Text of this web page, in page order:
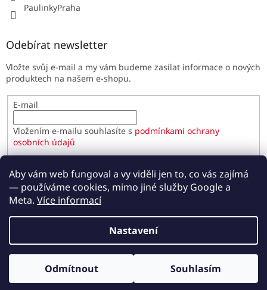
Aby vám web fungoval a vy viděli jen to, co vás zajímá
— používáme cookies, mimo jiné služby Google a
Meta. Více informací
Nastavení
Odmítnout Souhlasím
PaulinkyPraha
Odebírat newsletter
Vložte svůj e-mail a my vám budeme zasílat informace o nových
produktech na našem e-shopu.
E-mail
Vložením e-mailu souhlasíte s podmínkami ochrany
osobních údajů
PŘIHLÁSIT SE
Paulínky.cz. Všechna práva vyhrazena.
Upravit nastavení cookies
Odběr novinek